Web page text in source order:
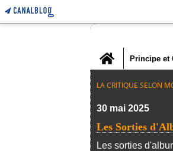
Home
Principe et
LA CRITIQUE SELON
30 mai 2025
Les Sorties
Les sorties